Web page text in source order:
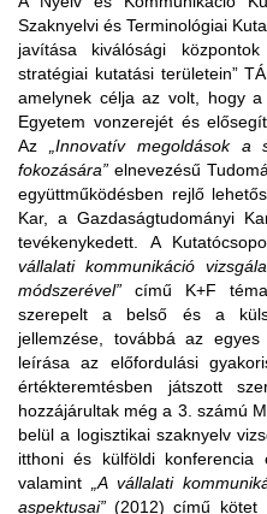
Szaknyelvi és Terminológiai
javítása kiválósági
stratégiai kutatási területein”
amelynek célja az volt, hogy
Egyetem vonzerejétés
Az
„Innovatív megoldások a
fokozására” elnevezésű
együttműködésben rejlő
Kar, a Gazdaságtudományi
tevékenykedett. A
vállalati kommunikáció
módszerével” című K+F
szerepelt a belső és a
jellemzése, továbbá az
leírása az előfordulási
értékteremtésben játszott
hozzájárultak még a 3. számú
belül a logisztikai szaknyelv
itthoni és külföldi konferencia
valamint
„A vállalati
aspektusai” (2012) című kötet